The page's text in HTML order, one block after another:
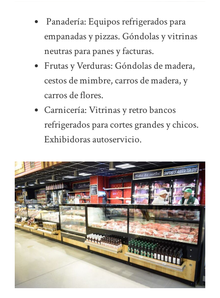
Panadería: Equipos refrigerados para
empanadas y pizzas. Góndolas y vitrinas
neutras para panes y facturas.
Frutas y Verduras: Góndolas de madera,
cestos de mimbre, carros de madera, y
carros de flores.
Carnicería: Vitrinas y retro bancos
refrigerados para cortes grandes y chicos.
Exhibidoras autoservicio.